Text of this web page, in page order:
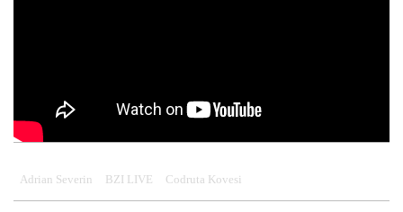
Adrian Severin BZI LIVE Codruta Kovesi